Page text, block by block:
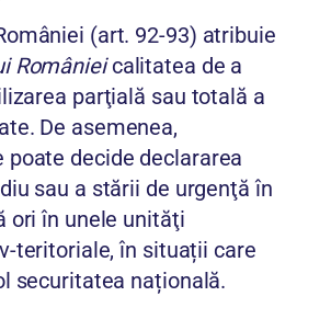
(art. 92-93) atribuie
Românieicalitatea de a
parţială sau totală a
De asemenea,
poate decide declararea
sau a stării de urgenţă în
ori în unele unităţi
teritoriale, în situații care
securitatea națională.